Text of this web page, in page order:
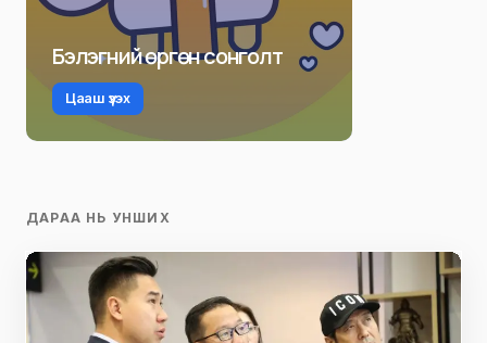
Бэлэгний өргөн сонголт
Цааш үзэх
ДАРАА НЬ УНШИХ